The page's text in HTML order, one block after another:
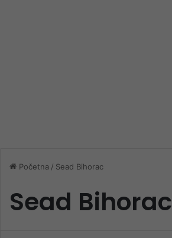
Početna / Sead Bihorac
Sead Bihorac